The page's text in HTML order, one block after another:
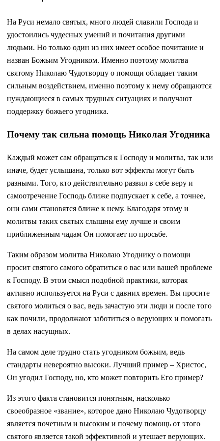
На Руси немало святых, много людей славили Господа и
удостоились чудесных умений и почитания другими
людьми. Но только один из них имеет особое почитание и
назван Божьим Угодником. Именно поэтому молитва
святому Николаю Чудотворцу о помощи обладает таким
сильным воздействием, именно поэтому к нему обращаются
нуждающиеся в самых трудных ситуациях и получают
поддержку божьего угодника.
Почему так сильна помощь Николая Угодника
Каждый может сам обращаться к Господу и молитва, так или
иначе, будет услышана, только вот эффекты могут быть
разными. Того, кто действительно развил в себе веру и
самоотречение Господь ближе подпускает к себе, а точнее,
они сами становятся ближе к нему. Благодаря этому и
молитвы таких святых слышны ему лучше и своим
приближенным чадам Он помогает по просьбе.
Таким образом молитва Николаю Угоднику о помощи
просит святого самого обратиться о вас или вашей проблеме
к Господу. В этом смысл подобной практики, которая
активно используется на Руси с давних времен. Вы просите
святого молиться о вас, ведь зачастую эти люди и после того
как почили, продолжают заботиться о верующих и помогать
в делах насущных.
На самом деле трудно стать угодником божьим, ведь
стандарты невероятно высоки. Лучший пример – Христос,
Он угодил Господу, но, кто может повторить Его пример?
Из этого факта становится понятным, насколько
своеобразное «звание», которое дано Николаю Чудотворцу
является почетным и высоким и почему помощь от этого
святого является такой эффективной и утешает верующих.